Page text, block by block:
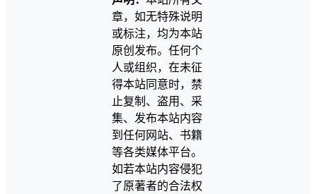
章，如无特殊说明
或标注，均为本站
原创发布。任何个
人或组织，在未征
得本站同意时，禁
止复制、盗用、采
集、发布本站内容
到任何网站、书籍
等各类媒体平台。
如若本站内容侵犯
了原著者的合法权